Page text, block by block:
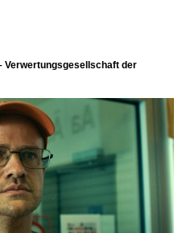
Verwertungsgesellschaft der